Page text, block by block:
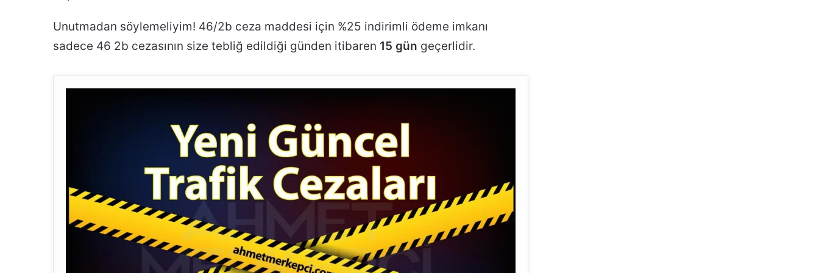
Unutmadan söylemeliyim! 46/2b ceza maddesi için %25 indirimli ödeme imkanı
sadece 46 2b cezasının size tebliğ edildiği günden itibaren 15 gün geçerlidir.